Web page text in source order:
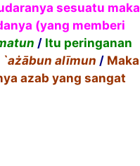
sesuatu maka
(yang memberi
/ Itu peringanan
`ażābun alīmun / Maka
azab yang sangat